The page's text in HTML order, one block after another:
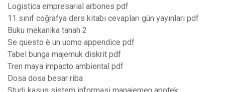
Logistica empresarial arbones pdf
11 sınıf coğrafya ders kitabı cevapları gün yayınları pdf
Buku mekanika tanah 2
Se questo è un uomo appendice pdf
Tabel bunga majemuk diskrit pdf
Tren maya impacto ambiental pdf
Dosa dosa besar riba